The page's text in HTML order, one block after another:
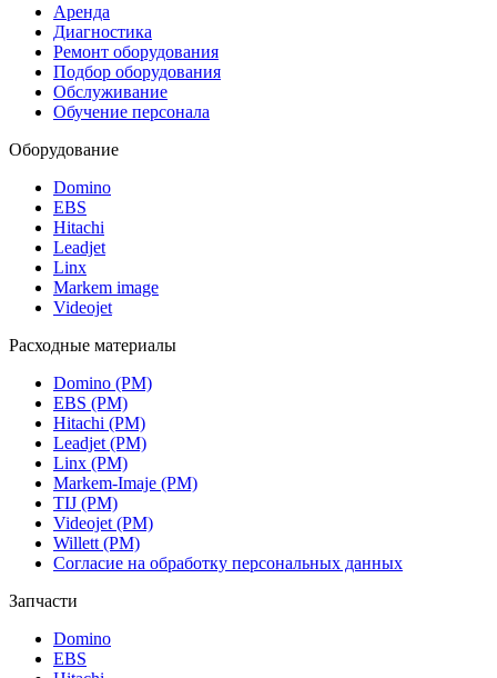
Аренда
Диагностика
Ремонт оборудования
Подбор оборудования
Обслуживание
Обучение персонала
Оборудование
Domino
EBS
Hitachi
Leadjet
Linx
Markem image
Videojet
Расходные материалы
Domino (РМ)
EBS (РМ)
Hitachi (РМ)
Leadjet (РМ)
Linx (РМ)
Markem-Imaje (РМ)
TIJ (РМ)
Videojet (РМ)
Willett (РМ)
Согласие на обработку персональных данных
Запчасти
Domino
EBS